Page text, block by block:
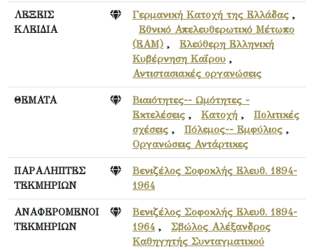
ΛΕΞΕΙΣ
ΚΛΕΙΔΙΑ
Γερμανική Κατοχή της Ελλάδας ,
Εθνικό Απελευθερωτικό Μέτωπο
(ΕΑΜ) , Ελεύθερη Ελληνική
Κυβέρνηση Καΐρου ,
Αντιστασιακές οργανώσεις
ΘΕΜΑΤΑ
Βιαιότητες-- Ωμότητες -
Εκτελέσεις , Κατοχή , Πολιτικές
σχέσεις , Πόλεμος-- Εμφύλιος ,
Οργανώσεις Αντάρτικες
ΠΑΡΑΛΗΠΤΕΣ
ΤΕΚΜΗΡΙΩΝ
Βενιζέλος Σοφοκλής Ελευθ. 1894-
1964
ΑΝΑΦΕΡΟΜΕΝΟΙ
ΤΕΚΜΗΡΙΩΝ
Βενιζέλος Σοφοκλής Ελευθ. 1894-
1964 , Σβώλος Αλέξανδρος
Καθηγητής Συνταγματικού